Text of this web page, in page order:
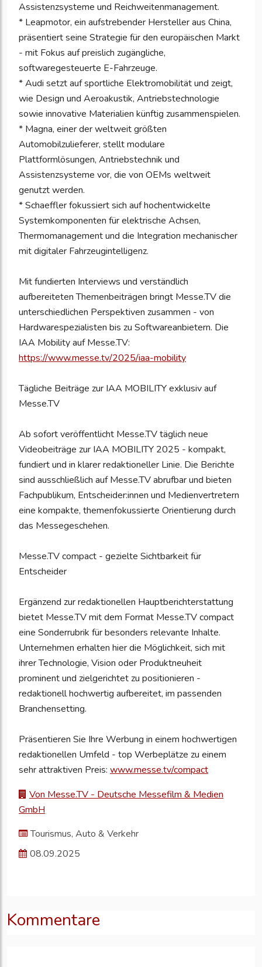
Assistenzsysteme und Reichweitenmanagement.
* Leapmotor, ein aufstrebender Hersteller aus China,
präsentiert seine Strategie für den europäischen Markt
- mit Fokus auf preislich zugängliche,
softwaregesteuerte E-Fahrzeuge.
* Audi setzt auf sportliche Elektromobilität und zeigt,
wie Design und Aeroakustik, Antriebstechnologie
sowie innovative Materialien künftig zusammenspielen.
* Magna, einer der weltweit größten
Automobilzulieferer, stellt modulare
Plattformlösungen, Antriebstechnik und
Assistenzsysteme vor, die von OEMs weltweit
genutzt werden.
* Schaeffler fokussiert sich auf hochentwickelte
Systemkomponenten für elektrische Achsen,
Thermomanagement und die Integration mechanischer
mit digitaler Fahrzeugintelligenz.
Mit fundierten Interviews und verständlich
aufbereiteten Themenbeiträgen bringt Messe.TV die
unterschiedlichen Perspektiven zusammen - von
Hardwarespezialisten bis zu Softwareanbietern. Die
IAA Mobility auf Messe.TV:
https://www.messe.tv/2025/iaa-mobility
Tägliche Beiträge zur IAA MOBILITY exklusiv auf
Messe.TV
Ab sofort veröffentlicht Messe.TV täglich neue
Videobeiträge zur IAA MOBILITY 2025 - kompakt,
fundiert und in klarer redaktioneller Linie. Die Berichte
sind ausschließlich auf Messe.TV abrufbar und bieten
Fachpublikum, Entscheider:innen und Medienvertretern
eine kompakte, themenfokussierte Orientierung durch
das Messegeschehen.
Messe.TV compact - gezielte Sichtbarkeit für
Entscheider
Ergänzend zur redaktionellen Hauptberichterstattung
bietet Messe.TV mit dem Format Messe.TV compact
eine Sonderrubrik für besonders relevante Inhalte.
Unternehmen erhalten hier die Möglichkeit, sich mit
ihrer Technologie, Vision oder Produktneuheit
prominent und zielgerichtet zu positionieren -
redaktionell hochwertig aufbereitet, im passenden
Branchensetting.
Präsentieren Sie Ihre Werbung in einem hochwertigen
redaktionellen Umfeld - top Werbeplätze zu einem
sehr attraktiven Preis: www.messe.tv/compact
Von Messe.TV - Deutsche Messefilm & Medien
GmbH
Tourismus, Auto & Verkehr
08.09.2025
Kommentare